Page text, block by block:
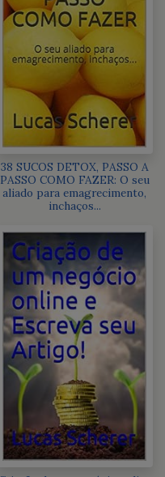
38 SUCOS DETOX, PASSO A
PASSO COMO FAZER: O seu
aliado para emagrecimento,
inchaços...